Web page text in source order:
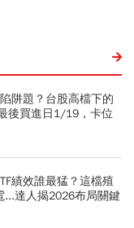
阱題？台股高檔下的
後買進日1/19，卡位
績效誰最猛？這檔殖
達人揭2026布局關鍵